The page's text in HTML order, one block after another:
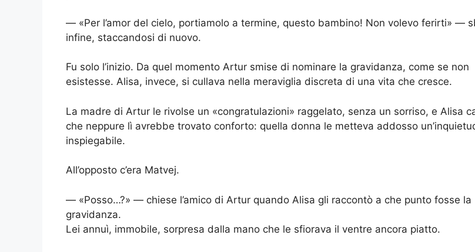
— «Per l’amor del cielo, portiamolo a termine, questo bambino! Non volevo ferirti» —
infine, staccandosi di nuovo.
Fu solo l’inizio. Da quel momento Artur smise di nominare la gravidanza, come se non
esistesse. Alisa, invece, si cullava nella meraviglia discreta di una vita che cresce.
La madre di Artur le rivolse un «congratulazioni» raggelato, senza un sorriso, e Alisa
che neppure lì avrebbe trovato conforto: quella donna le metteva addosso
inspiegabile.
All’opposto c’era Matvej.
— «Posso…?» — chiese l’amico di Artur quando Alisa gli raccontò a che punto fosse la
gravidanza.
Lei annuì, immobile, sorpresa dalla mano che le sfiorava il ventre ancora piatto.